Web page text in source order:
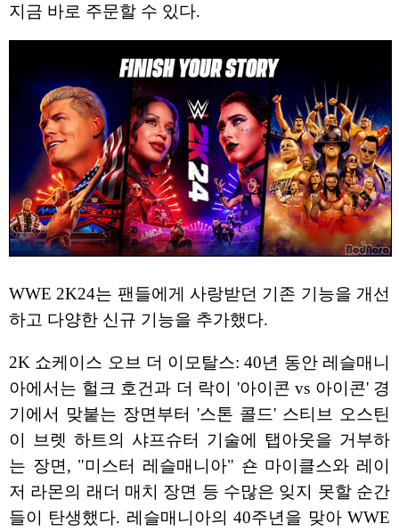
지금 바로 주문할 수 있다.
WWE 2K24는 팬들에게 사랑받던 기존 기능을 개선
하고 다양한 신규 기능을 추가했다.
2K 쇼케이스 오브 더 이모탈스: 40년 동안 레슬매니
아에서는 헐크 호건과 더 락이 '아이콘 vs 아이콘' 경
기에서 맞붙는 장면부터 '스톤 콜드' 스티브 오스틴
이 브렛 하트의 샤프슈터 기술에 탭아웃을 거부하
는 장면, "미스터 레슬매니아" 숀 마이클스와 레이
저 라몬의 래더 매치 장면 등 수많은 잊지 못할 순간
들이 탄생했다. 레슬매니아의 40주년을 맞아 WWE